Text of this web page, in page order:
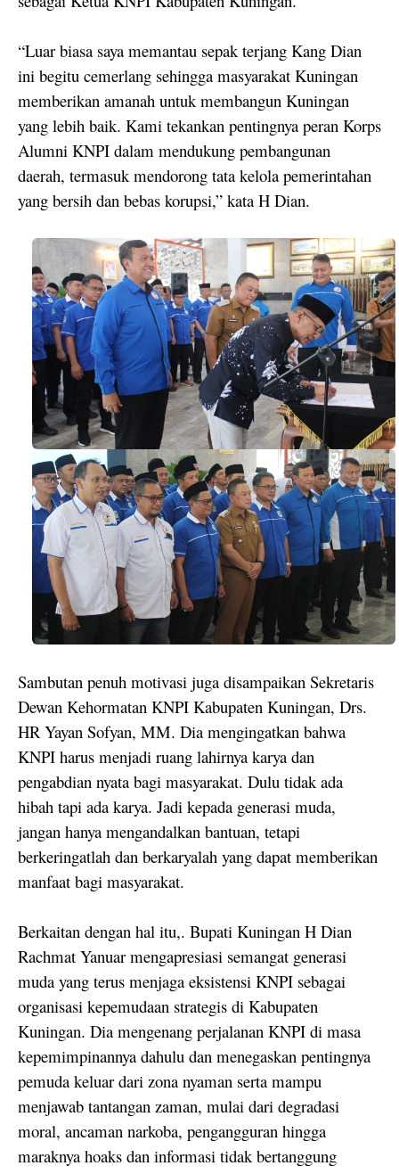
“Luar biasa saya memantau sepak terjang Kang Dian
ini begitu cemerlang sehingga masyarakat Kuningan
memberikan amanah untuk membangun Kuningan
yang lebih baik. Kami tekankan pentingnya peran Korps
Alumni KNPI dalam mendukung pembangunan
daerah, termasuk mendorong tata kelola pemerintahan
yang bersih dan bebas korupsi,” kata H Dian.
Sambutan penuh motivasi juga disampaikan Sekretaris
Dewan Kehormatan KNPI Kabupaten Kuningan, Drs.
HR Yayan Sofyan, MM. Dia mengingatkan bahwa
KNPI harus menjadi ruang lahirnya karya dan
pengabdian nyata bagi masyarakat. Dulu tidak ada
hibah tapi ada karya. Jadi kepada generasi muda,
jangan hanya mengandalkan bantuan, tetapi
berkeringatlah dan berkaryalah yang dapat memberikan
manfaat bagi masyarakat.
Berkaitan dengan hal itu,. Bupati Kuningan H Dian
Rachmat Yanuar mengapresiasi semangat generasi
muda yang terus menjaga eksistensi KNPI sebagai
organisasi kepemudaan strategis di Kabupaten
Kuningan. Dia mengenang perjalanan KNPI di masa
kepemimpinannya dahulu dan menegaskan pentingnya
pemuda keluar dari zona nyaman serta mampu
menjawab tantangan zaman, mulai dari degradasi
moral, ancaman narkoba, pengangguran hingga
maraknya hoaks dan informasi tidak bertanggung